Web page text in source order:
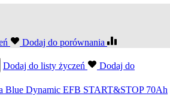
Dodaj do porównania
Dodaj do listy życzeń
Dodaj do